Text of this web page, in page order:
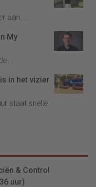
aan....
My
in het vizier
staat snelle
& Control
uur)